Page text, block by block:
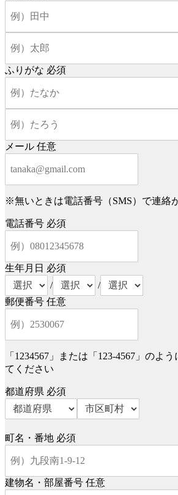
ふりがな 必須
メール 任意
※無いときは電話番号（SMS）で連絡
電話番号 必須
生年月日 必須
/
/
郵便番号 任意
「1234567」または「123-4567」のよ
てください
都道府県 必須
町名・番地 必須
建物名・部屋番号 任意